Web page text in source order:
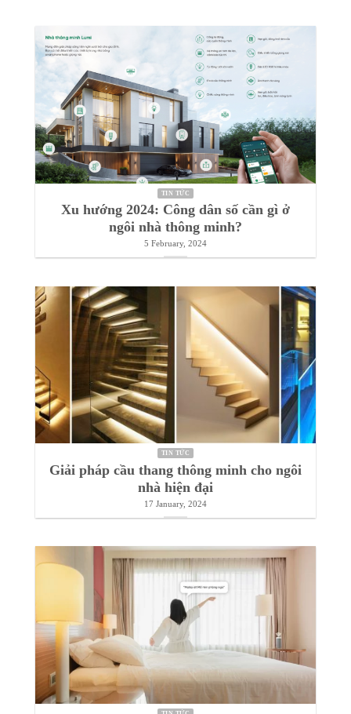
Bảo vệ ngôi nhà an ninh tuyệt đối bằng
khóa cửa thông minh
23 February, 2024
TIN TỨC
Xu hướng 2024: Công dân số cần gì ở
ngôi nhà thông minh?
5 February, 2024
TIN TỨC
Giải pháp cầu thang thông minh cho ngôi
nhà hiện đại
17 January, 2024